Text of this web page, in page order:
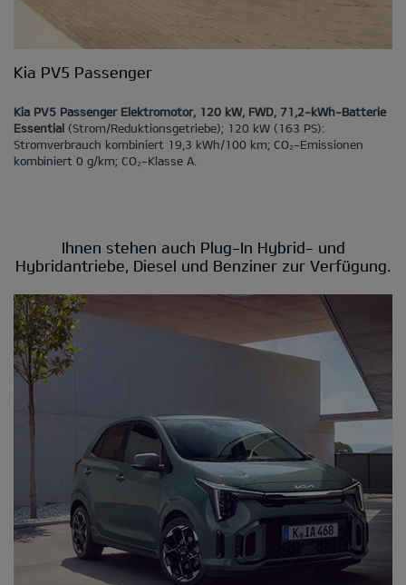
Kia PV5 Passenger
Kia PV5 Passenger Elektromotor, 120 kW, FWD, 71,2-kWh-Batterie
Essential (Strom/Reduktionsgetriebe); 120 kW (163 PS):
Stromverbrauch kombiniert 19,3 kWh/100 km; CO₂-Emissionen
kombiniert 0 g/km; CO₂-Klasse A.
Ihnen stehen auch Plug-In Hybrid- und
Hybridantriebe, Diesel und Benziner zur Verfügung.